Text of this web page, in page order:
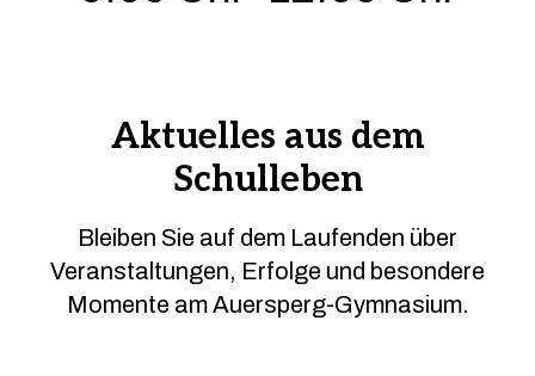
Aktuelles aus dem
Schulleben
Bleiben Sie auf dem Laufenden über
Veranstaltungen, Erfolge und besondere
Momente am Auersperg-Gymnasium.